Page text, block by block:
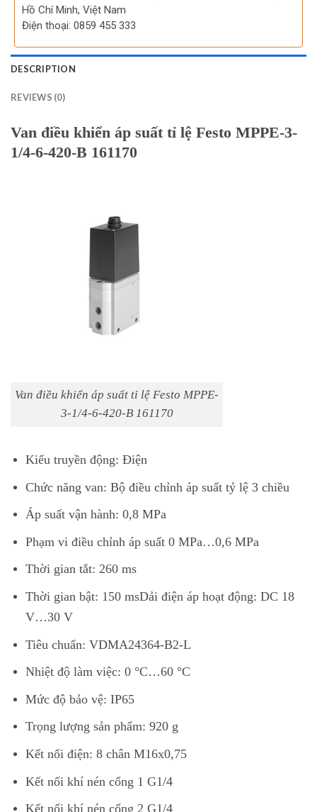
Hồ Chí Minh, Việt Nam
Điện thoại: 0859 455 333
DESCRIPTION
REVIEWS (0)
Van điều khiển áp suất tỉ lệ Festo MPPE-3-
1/4-6-420-B 161170
Van điều khiển áp suất tỉ lệ Festo MPPE-
3-1/4-6-420-B 161170
Kiểu truyền động: Điện
Chức năng van: Bộ điều chỉnh áp suất tỷ lệ 3 chiều
Áp suất vận hành: 0,8 MPa
Phạm vi điều chỉnh áp suất 0 MPa…0,6 MPa
Thời gian tắt: 260 ms
Thời gian bật: 150 msDải điện áp hoạt động: DC 18
V…30 V
Tiêu chuẩn: VDMA24364-B2-L
Nhiệt độ làm việc: 0 °C…60 °C
Mức độ bảo vệ: IP65
Trọng lượng sản phẩm: 920 g
Kết nối điện: 8 chân M16x0,75
Kết nối khí nén cổng 1 G1/4
Kết nối khí nén cổng 2 G1/4